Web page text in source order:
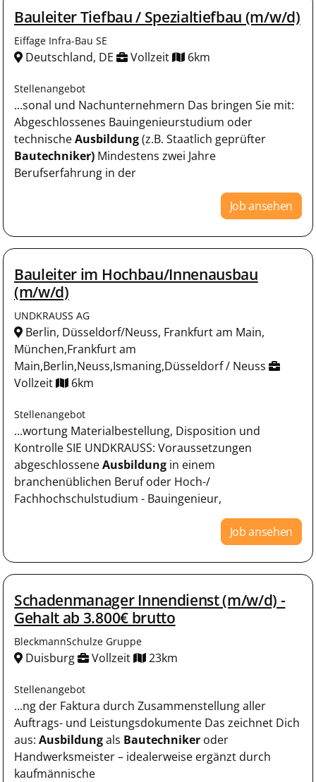
Bauleiter Tiefbau / Spezialtiefbau (m/w/d)
Eiffage Infra-Bau SE
Deutschland, DE Vollzeit 6km
Stellenangebot
...sonal und Nachunternehmern Das bringen Sie mit:
Abgeschlossenes Bauingenieurstudium oder
technischeAusbildung(z.B. Staatlich geprüfter
Bautechniker) Mindestens zwei Jahre
Berufserfahrung in der
Job ansehen
Bauleiter im Hochbau/Innenausbau
(m/w/d)
UNDKRAUSS AG
Berlin, Düsseldorf/Neuss, Frankfurt am Main,
München,Frankfurt am
Main,Berlin,Neuss,Ismaning,Düsseldorf / Neuss
Vollzeit
6km
Stellenangebot
...wortung Materialbestellung, Disposition und
Kontrolle SIE UNDKRAUSS: Voraussetzungen
abgeschlosseneAusbildung in einem
branchenüblichen Beruf oder Hoch-/
Fachhochschulstudium - Bauingenieur,
Job ansehen
Schadenmanager Innendienst (m/w/d) -
Gehalt ab 3.800€ brutto
BleckmannSchulze Gruppe
Duisburg Vollzeit 23km
Stellenangebot
...ng der Faktura durch Zusammenstellung aller
Auftrags- und Leistungsdokumente Das zeichnet Dich
aus: Ausbildungals Bautechniker oder
Handwerksmeister – idealerweise ergänzt durch
kaufmännische